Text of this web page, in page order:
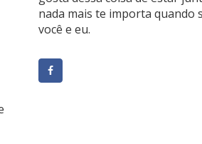
nada mais te importa quando
você e eu.